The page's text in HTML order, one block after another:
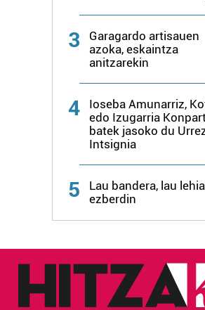
3
Garagardo artisauen
azoka, eskaintza
anitzarekin
4
Ioseba Amunarriz,
edo Izugarria
batek jasoko du
Intsignia
5
Lau bandera, lau lehia
ezberdin